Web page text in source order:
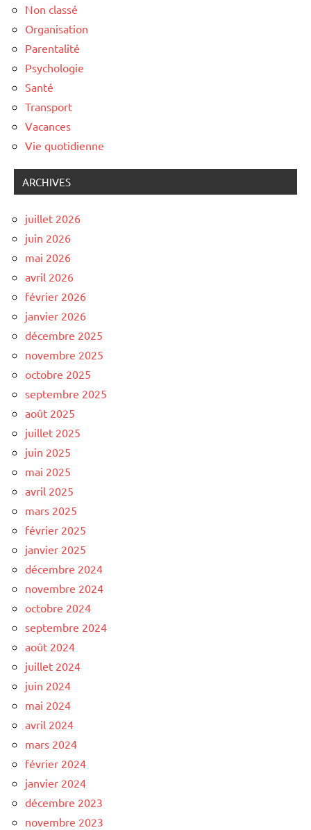
Non classé
Organisation
Parentalité
Psychologie
Santé
Transport
Vacances
Vie quotidienne
ARCHIVES
juillet 2026
juin 2026
mai 2026
avril 2026
février 2026
janvier 2026
décembre 2025
novembre 2025
octobre 2025
septembre 2025
août 2025
juillet 2025
juin 2025
mai 2025
avril 2025
mars 2025
février 2025
janvier 2025
décembre 2024
novembre 2024
octobre 2024
septembre 2024
août 2024
juillet 2024
juin 2024
mai 2024
avril 2024
mars 2024
février 2024
janvier 2024
décembre 2023
novembre 2023